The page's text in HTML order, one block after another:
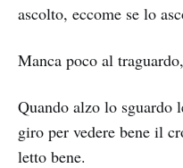
ascolto, eccome se lo
Manca poco al
Quando alzo lo sguardo
giro per vedere bene il
letto bene.